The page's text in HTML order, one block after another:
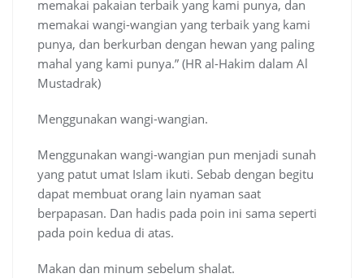
memakai pakaian terbaik yang kami punya, dan
memakai wangi-wangian yang terbaik yang kami
punya, dan berkurban dengan hewan yang paling
mahal yang kami punya.” (HR al-Hakim dalam Al
Mustadrak)
Menggunakan wangi-wangian.
Menggunakan wangi-wangian pun menjadi sunah
yang patut umat Islam ikuti. Sebab dengan begitu
dapat membuat orang lain nyaman saat
berpapasan. Dan hadis pada poin ini sama seperti
pada poin kedua di atas.
Makan dan minum sebelum shalat.